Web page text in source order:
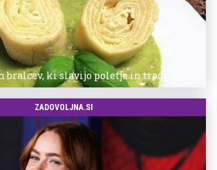
bralcev, ki slavijo poletje in tradicijo
ZADOVOLJNA.SI